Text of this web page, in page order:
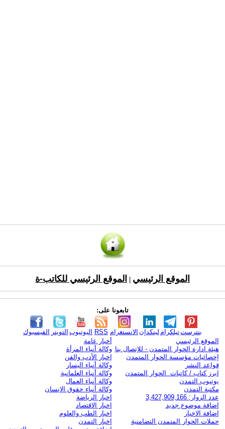
الموقع الرئيسي الموقع الرئيسي للكاتب-ة
تابعونا على:
الفيسبوك التويتر اليوتيوب RSS الانستغرام لينكدإن تيلكرامبنترست
الموقع الرئيسي
هيئة ادارة الحوار المتمدن - للإتصال بنا
إحصائيات مؤسسة الحوار المتمدن
قواعد النشر
ابرز كتاب / كاتبات الحوار المتمدن
يوتيوب التمدن
مكتبة التمدن
عدد الزوار: 3,427,909,166
اضافة موضوع جديد
اضافة الاخبار
حملات الحوار المتمدن التضامنية
أخبار عامة
وكالة أنباء المرأة
اخبار الأدب والفن
وكالة أنباء اليسار
وكالة أنباء العلمانية
وكالة أنباء العمال
وكالة أنباء حقوق الإنسان
اخبار الرياضة
اخبار الاقتصاد
اخبار الطب والعلوم
اخبار التمدن